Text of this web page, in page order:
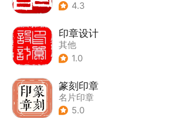
4.3
印章设计
其他
1.0
篆刻印章
名片印章
5.0